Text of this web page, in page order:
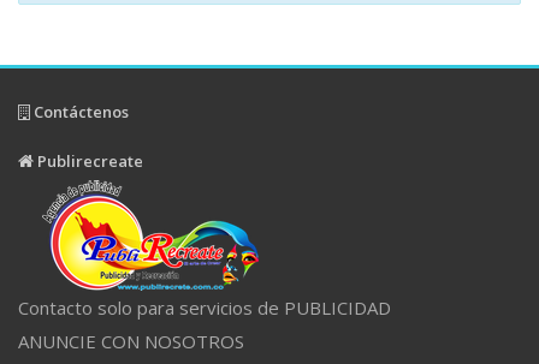
Contáctenos
Publirecreate
Contacto solo para servicios de PUBLICIDAD
ANUNCIE CON NOSOTROS